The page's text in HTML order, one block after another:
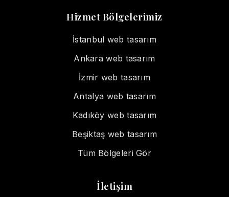
Hizmet Bölgelerimiz
İstanbul web tasarım
Ankara web tasarım
İzmir web tasarım
Antalya web tasarım
Kadıköy web tasarım
Beşiktaş web tasarım
Tüm Bölgeleri Gör
İletişim